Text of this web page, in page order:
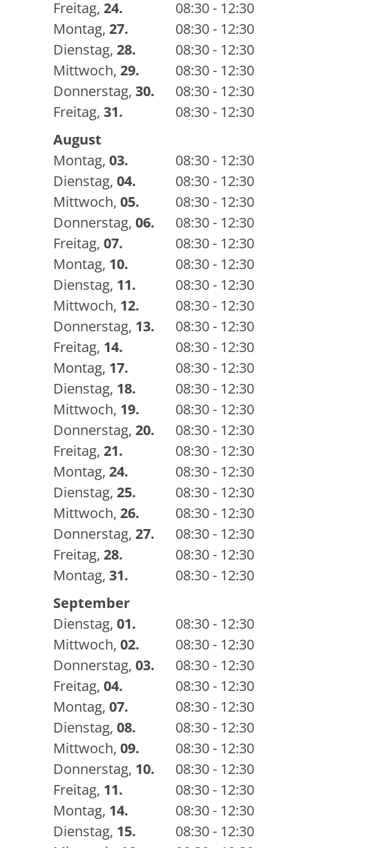
Freitag, 24.
08:30 - 12:30
Montag, 27.
08:30 - 12:30
Dienstag, 28.
08:30 - 12:30
Mittwoch, 29.
08:30 - 12:30
Donnerstag, 30.
08:30 - 12:30
Freitag, 31.
08:30 - 12:30
August
Montag, 03.
08:30 - 12:30
Dienstag, 04.
08:30 - 12:30
Mittwoch, 05.
08:30 - 12:30
Donnerstag, 06.
08:30 - 12:30
Freitag, 07.
08:30 - 12:30
Montag, 10.
08:30 - 12:30
Dienstag, 11.
08:30 - 12:30
Mittwoch, 12.
08:30 - 12:30
Donnerstag, 13.
08:30 - 12:30
Freitag, 14.
08:30 - 12:30
Montag, 17.
08:30 - 12:30
Dienstag, 18.
08:30 - 12:30
Mittwoch, 19.
08:30 - 12:30
Donnerstag, 20.
08:30 - 12:30
Freitag, 21.
08:30 - 12:30
Montag, 24.
08:30 - 12:30
Dienstag, 25.
08:30 - 12:30
Mittwoch, 26.
08:30 - 12:30
Donnerstag, 27.
08:30 - 12:30
Freitag, 28.
08:30 - 12:30
Montag, 31.
08:30 - 12:30
September
Dienstag, 01.
08:30 - 12:30
Mittwoch, 02.
08:30 - 12:30
Donnerstag, 03.
08:30 - 12:30
Freitag, 04.
08:30 - 12:30
Montag, 07.
08:30 - 12:30
Dienstag, 08.
08:30 - 12:30
Mittwoch, 09.
08:30 - 12:30
Donnerstag, 10.
08:30 - 12:30
Freitag, 11.
08:30 - 12:30
Montag, 14.
08:30 - 12:30
Dienstag, 15.
08:30 - 12:30